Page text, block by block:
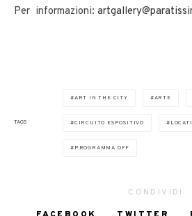
Per informazioni:
TAGS
ART IN THE CITY ARTE
CIRCUITO ESPOSITIVO
PROGRAMMA OFF
CONDIVIDI